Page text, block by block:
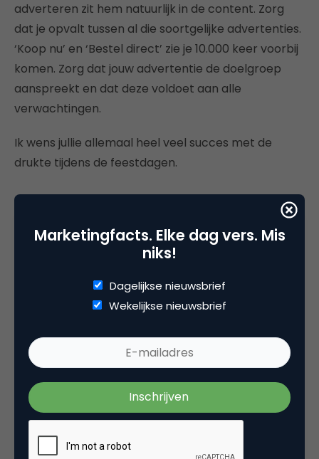
adverteren zit hem natuurlijk in de content. Zorg
dat je opvalt tussen al die soortgelijke advertenties.
‘Koop nu’ en ‘Bestel direct’ zie je 10.000 keer voorbij
komen. Zorg dat jouw advertentie de doelgroep
aanspreekt en dat deze voldoet aan alle
verwachtingen.
Ik wens jullie allemaal heel veel succes met de
drukte tijdens de feestdagen.
Rob van Nuenen
Directeur / eigenaar bijChannable
Met zowel een technische als bedrijfskundige
achtergrond heeft Rob zich vanaf het begin op
het ondernemen gestort. Daar heeft hij zich
Marketingfacts. Elke dag vers. Mis
niks!
Dagelijkse nieuwsbrief
Wekelijkse nieuwsbrief